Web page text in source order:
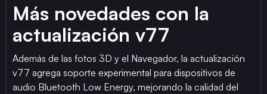
Más novedades con la
actualización v77
Además de las fotos 3D y el Navegador, la actualización
v77 agrega soporte experimental para dispositivos de
audio Bluetooth Low Energy, mejorando la calidad del